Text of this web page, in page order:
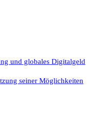
und globales Digitalgeld
seiner Möglichkeiten